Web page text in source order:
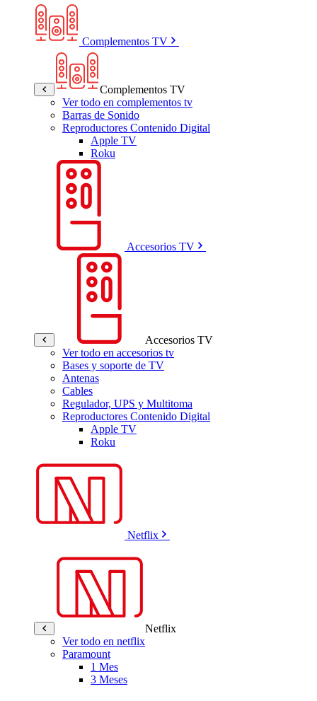
Complementos TV
Complementos TV
Ver todo en complementos tv
Barras de Sonido
Reproductores Contenido Digital
Apple TV
Roku
Accesorios TV
Accesorios TV
Ver todo en accesorios tv
Bases y soporte de TV
Antenas
Cables
Regulador, UPS y Multitoma
Reproductores Contenido Digital
Apple TV
Roku
Netflix
Netflix
Ver todo en netflix
Paramount
1 Mes
3 Meses